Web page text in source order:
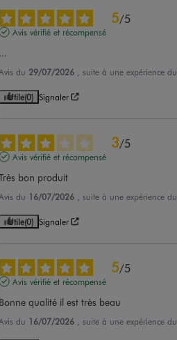
5/5
Avis vérifié et récompensé
...
du 29/07/2026 , suite à une expérience du
Utile(0) Signaler
3/5
Avis vérifié et récompensé
bon produit
du 16/07/2026 , suite à une expérience du
Utile(0) Signaler
5/5
Avis vérifié et récompensé
Bonne qualité il est très beau
du 16/07/2026 , suite à une expérience du